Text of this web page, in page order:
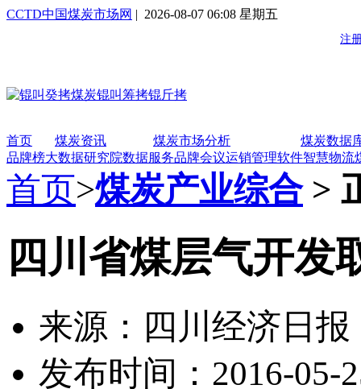
CCTD中国煤炭市场网 | 2026-08-07 06:08 星期五
首页 煤炭资讯 煤炭市场分析
煤炭数据
品牌榜大数据研究院数据服务品牌会议运销管理软件智慧物流
首页>煤炭产业综合>
四川省煤层气开发
来源：四川经济日报
发布时间：2016-05-